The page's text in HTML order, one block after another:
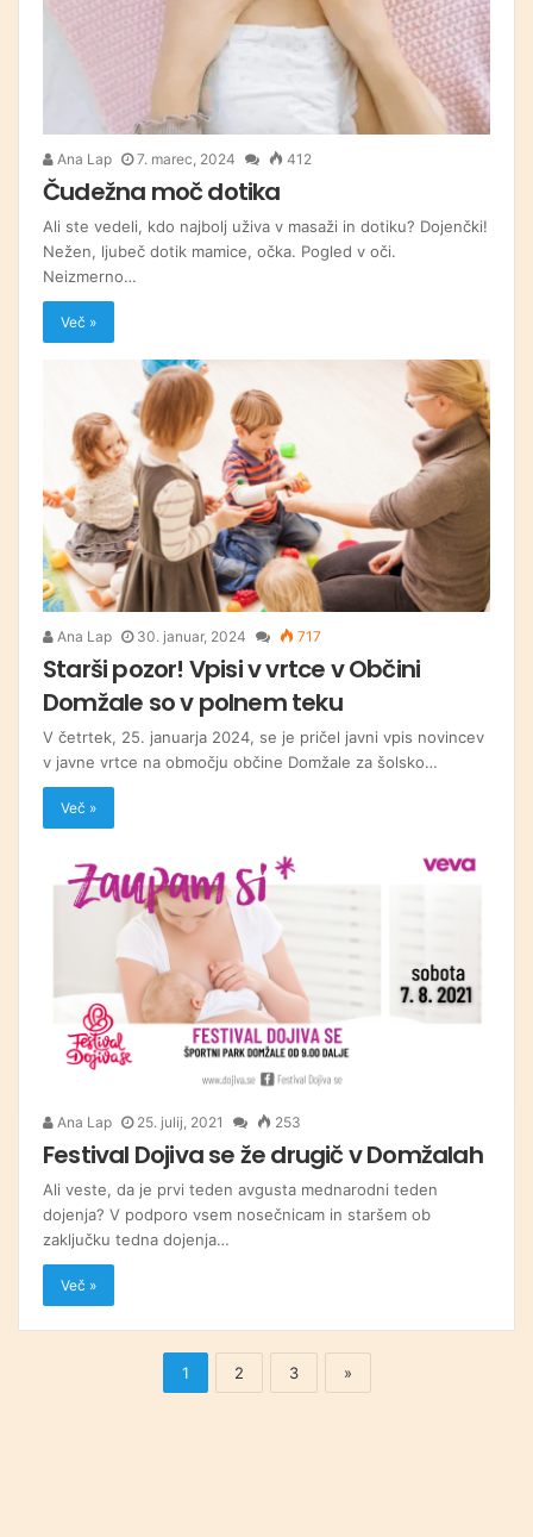
Ana Lap 7. marec, 2024 412
Čudežna moč dotika
Ali ste vedeli, kdo najbolj uživa v masaži in dotiku? Dojenčki!
Nežen, ljubeč dotik mamice, očka. Pogled v oči.
Neizmerno…
Več »
Ana Lap 30. januar, 2024 717
Starši pozor! Vpisi v vrtce v Občini
Domžale so v polnem teku
V četrtek, 25. januarja 2024, se je pričel javni vpis novincev
v javne vrtce na območju občine Domžale za šolsko…
Več »
Ana Lap 25. julij, 2021 253
Festival Dojiva se že drugič v Domžalah
Ali veste, da je prvi teden avgusta mednarodni teden
dojenja? V podporo vsem nosečnicam in staršem ob
zaključku tedna dojenja…
Več »
1 2 3 »